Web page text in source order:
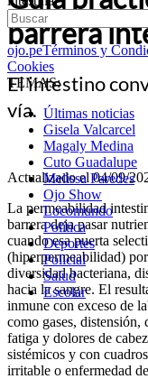
ojo.peTérminos y
Cookies
TEMAS:
Últimas noticias
Gisela Valcarcel
Magaly Medina
Cuto Guadalupe
Melissa Paredes
Ojo Show
Locomundo
Política
Deportes
Policial
Salud
Escolar
barrera
El intestino
vía.
Actualizado el 04/09/
La permeabilidad
barrera deja pasar
cuando esa puerta
(hiperpermeabilidad)
diversidad bacteriana,
hacia la sangre. El
inmune con exceso de
como gases,
fatiga y dolores de
sistémicos y con
irritable o enfermedad